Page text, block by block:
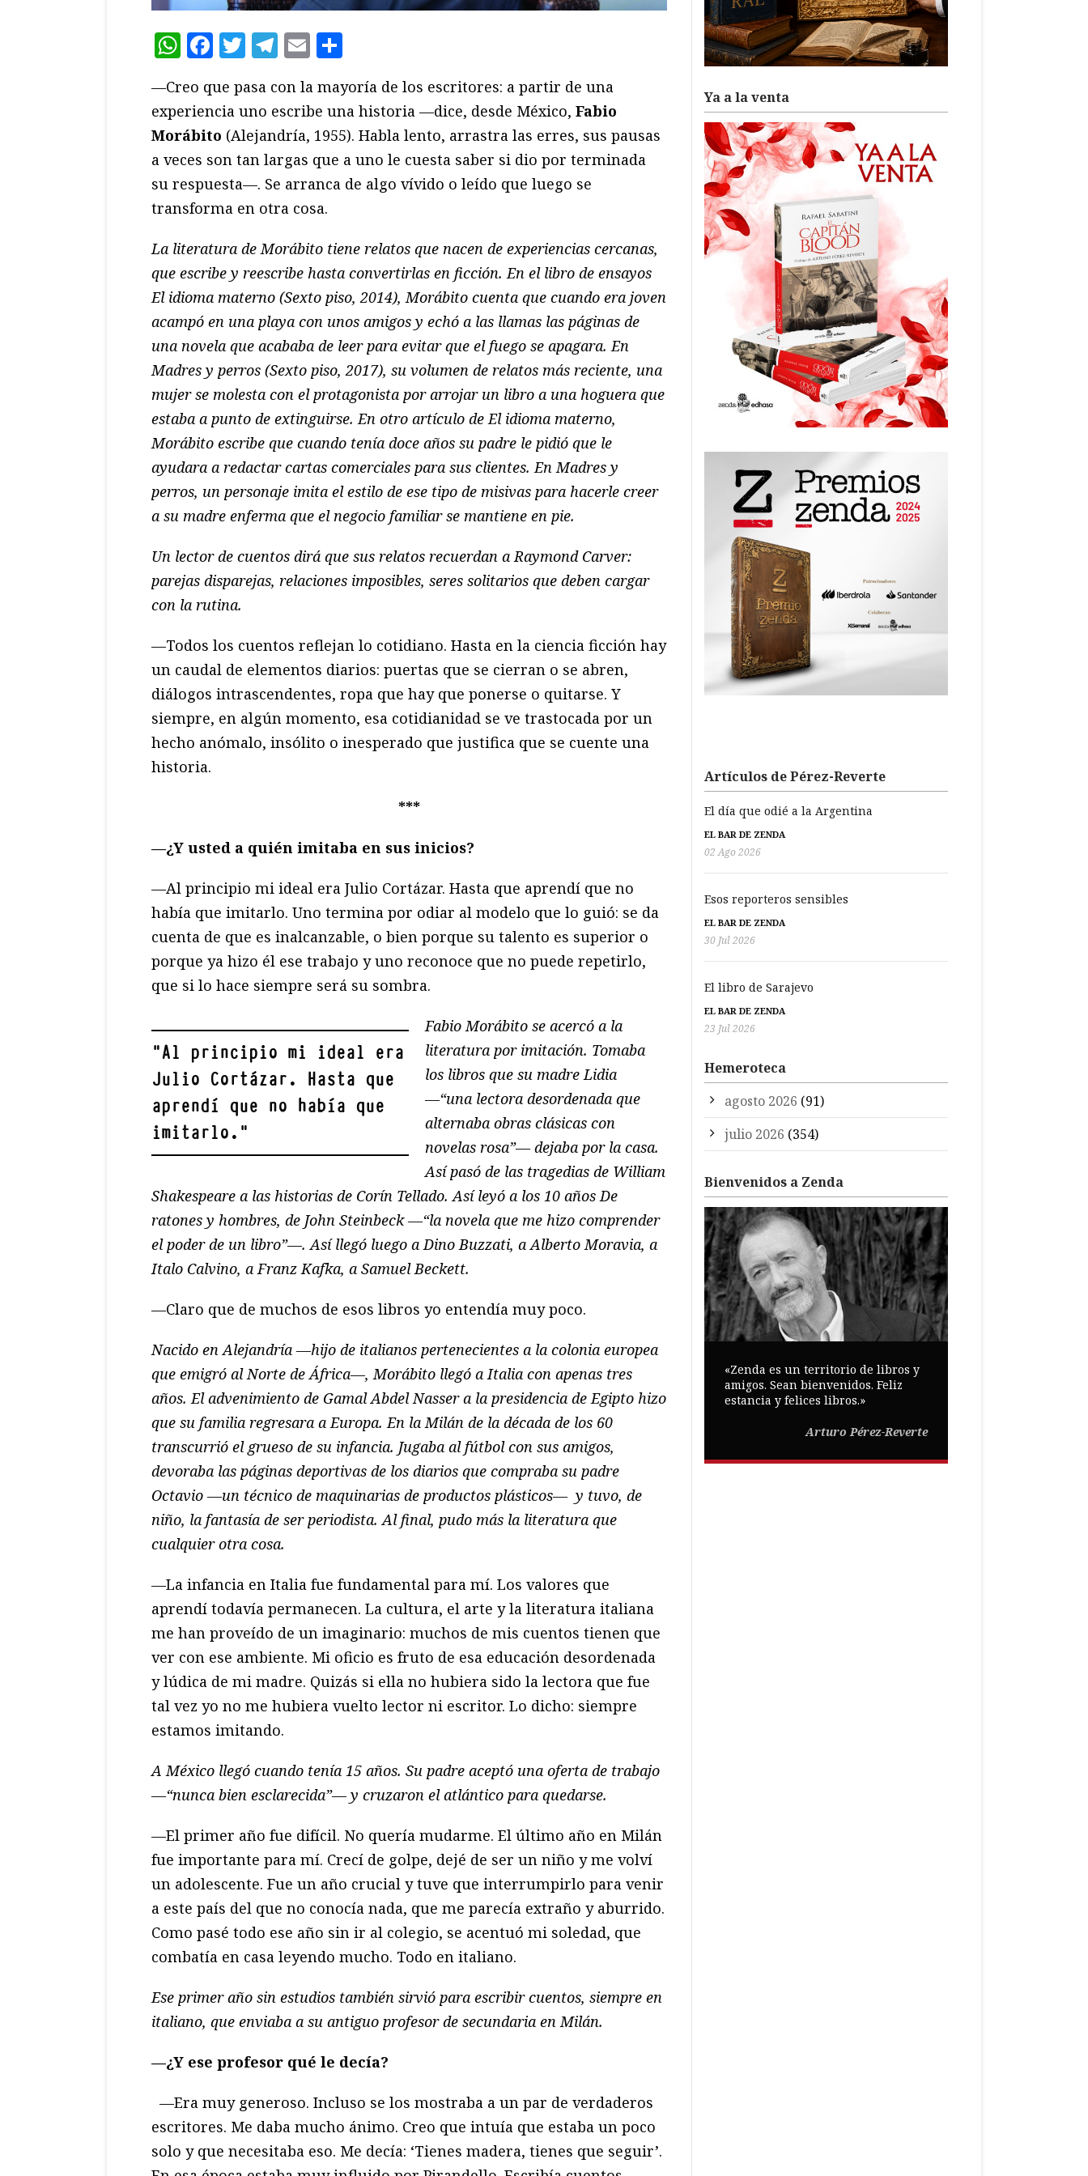
WhatsApp
Facebook
Twitter
Telegram
Email
—Creo que pasa con la mayoría de los escritores: a partir de una
experiencia uno escribe una historia —dice, desde México, Fabio
Morábito (Alejandría, 1955). Habla lento, arrastra las erres, sus pausas
a veces son tan largas que a uno le cuesta saber si dio por terminada
su respuesta—. Se arranca de algo vívido o leído que luego se
transforma en otra cosa.
La literatura de Morábito tiene relatos que nacen de experiencias cercanas,
que escribe y reescribe hasta convertirlas en ficción. En el libro de ensayos
El idioma materno (Sexto piso, 2014), Morábito cuenta que cuando era joven
acampó en una playa con unos amigos y echó a las llamas las páginas de
una novela que acababa de leer para evitar que el fuego se apagara. En
Madres y perros (Sexto piso, 2017), su volumen de relatos más reciente, una
mujer se molesta con el protagonista por arrojar un libro a una hoguera que
estaba a punto de extinguirse. En otro artículo de El idioma materno,
Morábito escribe que cuando tenía doce años su padre le pidió que le
ayudara a redactar cartas comerciales para sus clientes. En Madres y
perros, un personaje imita el estilo de ese tipo de misivas para hacerle creer
a su madre enferma que el negocio familiar se mantiene en pie.
Un lector de cuentos dirá que sus relatos recuerdan a Raymond Carver:
parejas disparejas, relaciones imposibles, seres solitarios que deben cargar
con la rutina.
—Todos los cuentos reflejan lo cotidiano. Hasta en la ciencia ficción hay
un caudal de elementos diarios: puertas que se cierran o se abren,
diálogos intrascendentes, ropa que hay que ponerse o quitarse. Y
siempre, en algún momento, esa cotidianidad se ve trastocada por un
hecho anómalo, insólito o inesperado que justifica que se cuente una
historia.
***
—¿Y usted a quién imitaba en sus inicios?
—Al principio mi ideal era Julio Cortázar. Hasta que aprendí que no
había que imitarlo. Uno termina por odiar al modelo que lo guió: se da
cuenta de que es inalcanzable, o bien porque su talento es superior o
porque ya hizo él ese trabajo y uno reconoce que no puede repetirlo,
que si lo hace siempre será su sombra.
"Al principio mi ideal era
Julio Cortázar. Hasta que
aprendí que no había que
imitarlo. "
Fabio Morábito se acercó a la
literatura por imitación. Tomaba
los libros que su madre Lidia
—“una lectora desordenada que
alternaba obras clásicas con
novelas rosa”— dejaba por la casa.
Así pasó de las tragedias de William
Shakespeare a las historias de Corín Tellado. Así leyó a los 10 años De
ratones y hombres, de John Steinbeck —“la novela que me hizo comprender
el poder de un libro”—. Así llegó luego a Dino Buzzati, a Alberto Moravia, a
Italo Calvino, a Franz Kafka, a Samuel Beckett.
—Claro que de muchos de esos libros yo entendía muy poco.
Nacido en Alejandría —hijo de italianos pertenecientes a la colonia europea
que emigró al Norte de África—, Morábito llegó a Italia con apenas tres
años. El advenimiento de Gamal Abdel Nasser a la presidencia de Egipto hizo
que su familia regresara a Europa. En la Milán de la década de los 60
transcurrió el grueso de su infancia. Jugaba al fútbol con sus amigos,
devoraba las páginas deportivas de los diarios que compraba su padre
Octavio —un técnico de maquinarias de productos plásticos— y tuvo, de
niño, la fantasía de ser periodista. Al final, pudo más la literatura que
cualquier otra cosa.
—La infancia en Italia fue fundamental para mí. Los valores que
aprendí todavía permanecen. La cultura, el arte y la literatura italiana
me han proveído de un imaginario: muchos de mis cuentos tienen que
ver con ese ambiente. Mi oficio es fruto de esa educación desordenada
y lúdica de mi madre. Quizás si ella no hubiera sido la lectora que fue
tal vez yo no me hubiera vuelto lector ni escritor. Lo dicho: siempre
estamos imitando.
A México llegó cuando tenía 15 años. Su padre aceptó una oferta de trabajo
—“nunca bien esclarecida”— y cruzaron el atlántico para quedarse.
—El primer año fue difícil. No quería mudarme. El último año en Milán
fue importante para mí. Crecí de golpe, dejé de ser un niño y me volví
un adolescente. Fue un año crucial y tuve que interrumpirlo para venir
a este país del que no conocía nada, que me parecía extraño y aburrido.
Como pasé todo ese año sin ir al colegio, se acentuó mi soledad, que
combatía en casa leyendo mucho. Todo en italiano.
Ese primer año sin estudios también sirvió para escribir cuentos, siempre en
italiano, que enviaba a su antiguo profesor de secundaria en Milán.
—¿Y ese profesor qué le decía?
—Era muy generoso. Incluso se los mostraba a un par de verdaderos
escritores. Me daba mucho ánimo. Creo que intuía que estaba un poco
solo y que necesitaba eso. Me decía: ‘Tienes madera, tienes que seguir’.
Ya a la venta
Artículos de Pérez-Reverte
El día que odié a la Argentina
EL BAR DE ZENDA
02 Ago 2026
Esos reporteros sensibles
EL BAR DE ZENDA
30 Jul 2026
El libro de Sarajevo
EL BAR DE ZENDA
23 Jul 2026
Hemeroteca
agosto 2026 (91)
julio 2026 (354)
Bienvenidos a Zenda
«Zenda es un territorio de libros y
amigos. Sean bienvenidos. Feliz
estancia y felices libros.»
Arturo Pérez-Reverte